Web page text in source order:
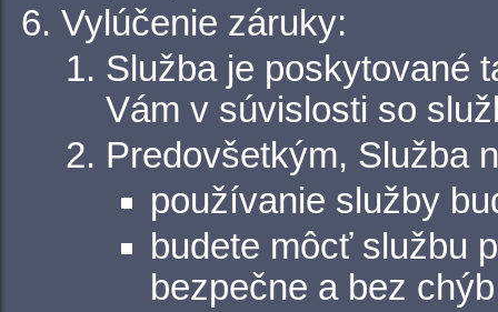
Vylúčenie záruky:
Služba je poskytované
Vám v súvislosti so
Predovšetkým, Služba
používanie služby
budete môcť službu
bezpečne a bez